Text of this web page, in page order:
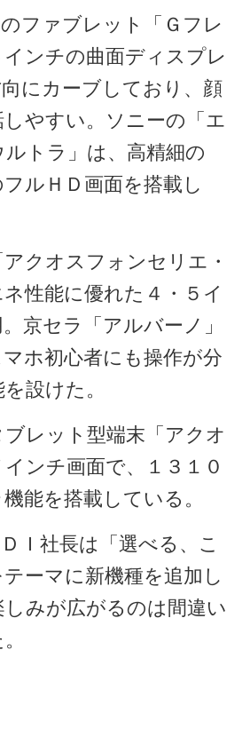
ファブレット「Ｇフレ
ンチの曲面ディスプレ
にカーブしており、顔
やすい。ソニーの「エ
トラ」は、高精細の
ルＨＤ画面を搭載し
クオスフォンセリエ・
性能に優れた４・５イ
京セラ「アルバーノ」
ホ初心者にも操作が分
設けた。
レット型端末「アクオ
ンチ画面で、１３１０
能を搭載している。
Ｉ社長は「選べる、こ
ーマに新機種を追加し
みが広がるのは間違い